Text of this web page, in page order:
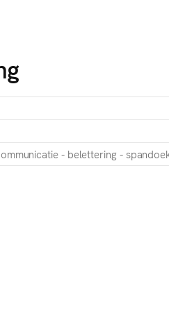
- belettering -